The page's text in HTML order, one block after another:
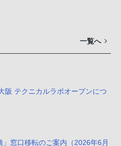
一覧へ
阪 テクニカルラボオープンにつ
」窓口移転のご案内（2026年6月